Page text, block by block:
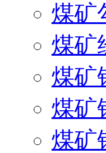
煤矿
煤矿
煤矿
煤矿
煤矿